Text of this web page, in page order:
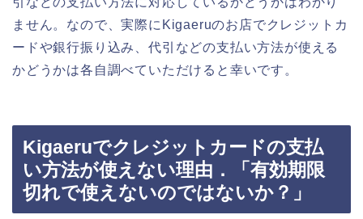
ません。なので、実際にKigaeruのお店でクレジットカ
ードや銀行振り込み、代引などの支払い方法が使える
かどうかは各自調べていただけると幸いです。
Kigaeruでクレジットカードの支払
い方法が使えない理由．「有効期限
切れで使えないのではないか？」